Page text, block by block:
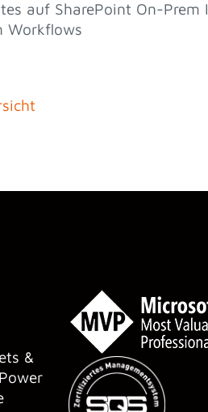
auf SharePoint On-Prem
Workflows
&